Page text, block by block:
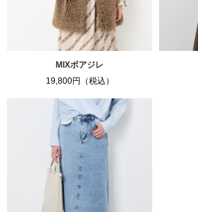
MIXボアジレ
19,800円（税込）